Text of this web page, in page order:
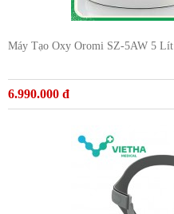
Máy Tạo Oxy Oromi SZ-5AW 5 Lít
6.990.000 đ